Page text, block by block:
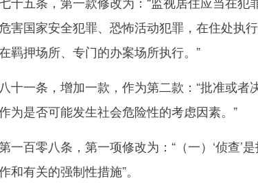
害国家安全犯罪、恐怖活动犯罪，在住处执
羁押场所、专门的办案场所执行。”
一条，增加一款，作为第二款：“批准或者
为是否可能发生社会危险性的考虑因素。”
百零八条，第一项修改为：“（一）‘侦查’
有关的强制性措施”。